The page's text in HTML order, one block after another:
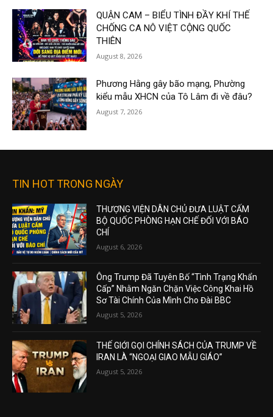
QUẬN CAM – BIỂU TÌNH ĐẦY KHÍ THẾ
CHỐNG CA NÔ VIỆT CỘNG QUỐC
THIÊN
August 8, 2026
Phương Hằng gây bão mạng, Phường
kiểu mẫu XHCN của Tô Lâm đi về đâu?
August 7, 2026
TIN HOT TRONG NGÀY
THƯỢNG VIỆN DÂN CHỦ ĐƯA LUẬT CẤM
BỘ QUỐC PHÒNG HẠN CHẾ ĐỐI VỚI BÁO
CHÍ
August 6, 2026
Ông Trump Đã Tuyên Bố “Tình Trạng Khẩn
Cấp” Nhằm Ngăn Chặn Việc Công Khai Hồ
Sơ Tài Chính Của Mình Cho Đài BBC
August 5, 2026
THẾ GIỚI GỌI CHÍNH SÁCH CỦA TRUMP VỀ
IRAN LÀ “NGOẠI GIAO MẪU GIÁO”
August 5, 2026